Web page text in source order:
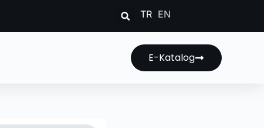
TR EN
E-Katalog